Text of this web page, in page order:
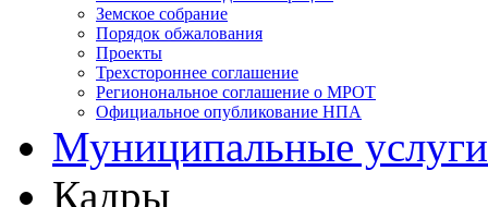
Земское собрание
Порядок обжалования
Проекты
Трехстороннее соглашение
Регионональное соглашение о МРОТ
Официальное опубликование НПА
Муниципальные услуги
Кадры